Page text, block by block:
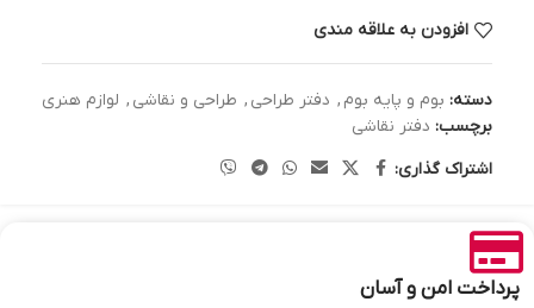
افزودن به علاقه مندی
دسته: بوم و پایه بوم , دفتر طراحی , طراحی و نقاشی , لوازم هنری
برچسب: دفتر نقاشی
اشتراک گذاری:
پرداخت امن و آسان